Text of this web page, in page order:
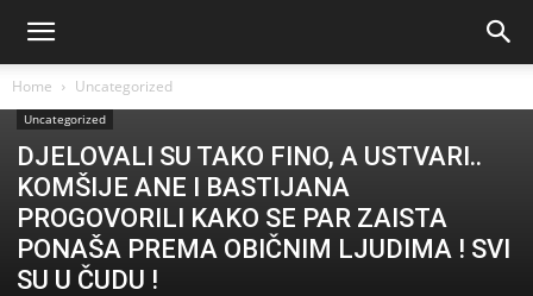
Home Uncategorized
Uncategorized
DJELOVALI SU TAKO FINO, A USTVARI..
KOMŠIJE ANE I BASTIJANA
PROGOVORILI KAKO SE PAR ZAISTA
PONAŠA PREMA OBIČNIM LJUDIMA ! SVI
SU U ČUDU !